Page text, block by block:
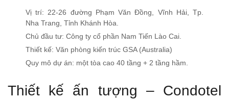
Vị trí: 22-26 đường Phạm Văn Đồng, Vĩnh Hải, Tp.
Nha Trang, Tỉnh Khánh Hòa.
Chủ đầu tư: Công ty cổ phần Nam Tiến Lào Cai.
Thiết kế: Văn phòng kiến trúc GSA (Australia)
Quy mô dự án: một tòa cao 40 tầng + 2 tầng hầm.
Thiết kế ấn tượng – Condotel